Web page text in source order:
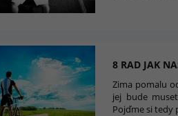
8 RAD JAK
Zima pomalu
jej bude
Pojďme si tedy